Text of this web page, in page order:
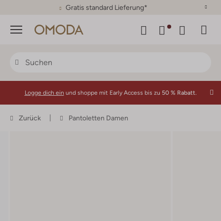
30 Tage Rückgaberecht
Menü
Logge dich ein und shoppe mit Early Access bis zu 50 % Rabatt.
Zurück Pantoletten Damen